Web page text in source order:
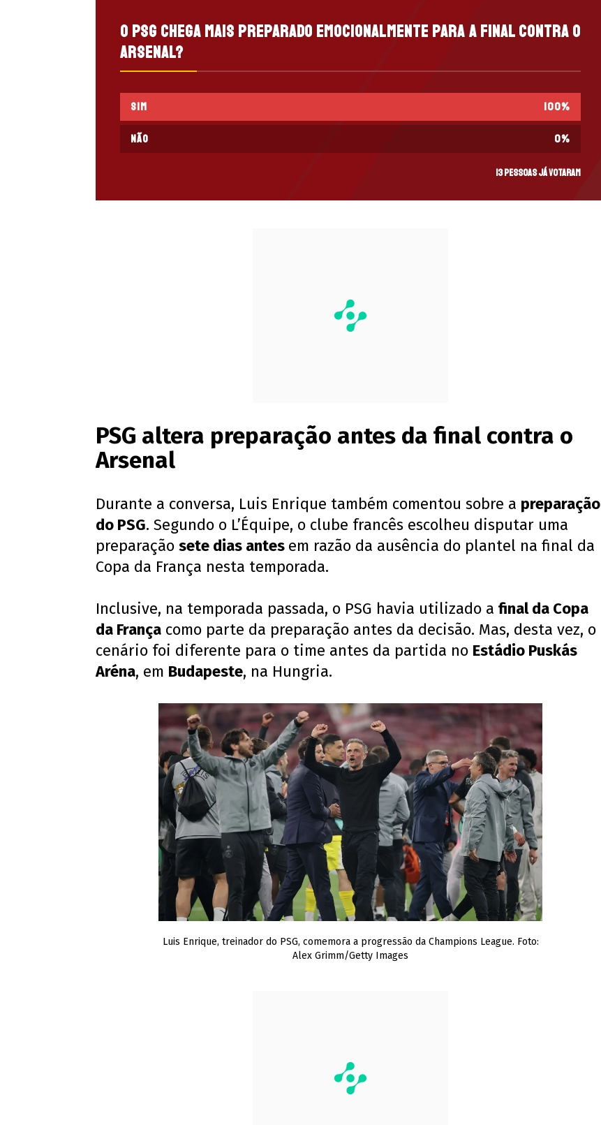
O PSG chega mais preparado emocionalmente para a final contra o
Arsenal?
Sim 100%
Não 0%
13 pessoas já votaram
PSG altera preparação antes da final contra o
Arsenal
Durante a conversa, Luis Enrique também comentou sobre a preparação
do PSG. Segundo o L’Équipe, o clube francês escolheu disputar uma
preparação sete dias antes em razão da ausência do plantel na final da
Copa da França nesta temporada.
Inclusive, na temporada passada, o PSG havia utilizado a final da Copa
da França como parte da preparação antes da decisão. Mas, desta vez, o
cenário foi diferente para o time antes da partida no Estádio Puskás
Aréna, em Budapeste, na Hungria.
Luis Enrique, treinador do PSG, comemora a progressão da Champions League. Foto:
Alex Grimm/Getty Images